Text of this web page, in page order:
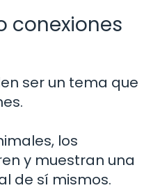
conexiones
ser un tema que
los
y muestran una
de sí mismos.